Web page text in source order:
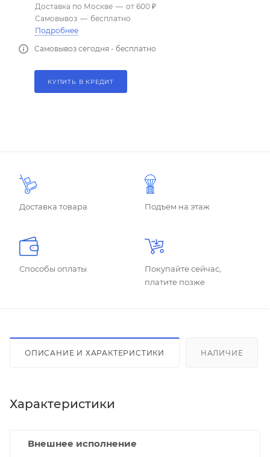
Доставка по Москве — от 600 ₽
Самовывоз — бесплатно
Подробнее
Самовывоз сегодня - бесплатно
КУПИТЬ В КРЕДИТ
Доставка товара Подъем на этаж
Способы оплаты
Покупайте сейчас,
платите позже
ОПИСАНИЕ И ХАРАКТЕРИСТИКИ НАЛИЧИЕ
Характеристики
Внешнее исполнение